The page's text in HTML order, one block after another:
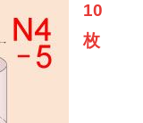
10
枚